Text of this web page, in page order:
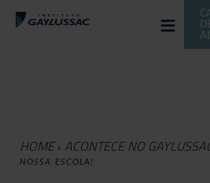
≡
HOME » ACONTECE NO
NOSSA ESCOLA!